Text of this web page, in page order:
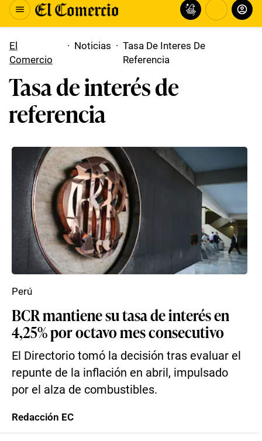
El
Comercio
· Noticias · Tasa De Interes De
Referencia
Tasa de interés de
referencia
BCR mantiene su tasa de interés en
4,25% por octavo mes consecutivo
El Directorio tomó la decisión tras evaluar el
repunte de la inflación en abril, impulsado
por el alza de combustibles.
Perú
Redacción EC